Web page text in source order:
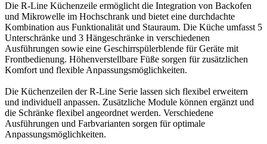
Die R-Line Küchenzeile ermöglicht die Integration von Backofen
und Mikrowelle im Hochschrank und bietet eine durchdachte
Kombination aus Funktionalität und Stauraum. Die Küche umfasst 5
Unterschränke und 3 Hängeschränke in verschiedenen
Ausführungen sowie eine Geschirrspülerblende für Geräte mit
Frontbedienung. Höhenverstellbare Füße sorgen für zusätzlichen
Komfort und flexible Anpassungsmöglichkeiten.
Die Küchenzeilen der R-Line Serie lassen sich flexibel erweitern
und individuell anpassen. Zusätzliche Module können ergänzt und
die Schränke flexibel angeordnet werden. Verschiedene
Ausführungen und Farbvarianten sorgen für optimale
Anpassungsmöglichkeiten.